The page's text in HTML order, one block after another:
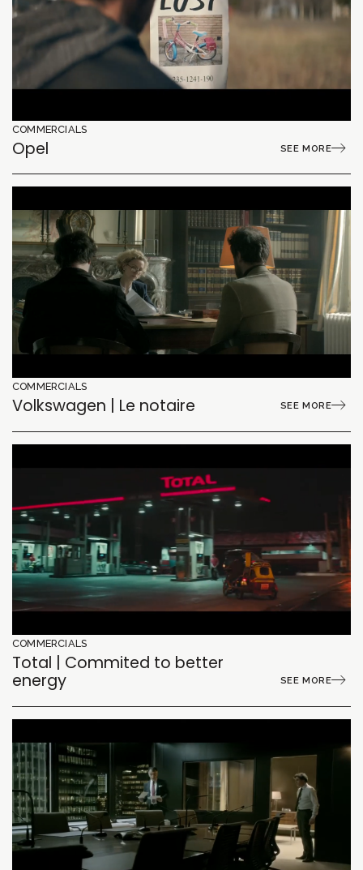
COMMERCIALS
Opel SEE MORE
COMMERCIALS
Volkswagen | Le notaire SEE MORE
COMMERCIALS
Total | Commited to better
energy
SEE MORE